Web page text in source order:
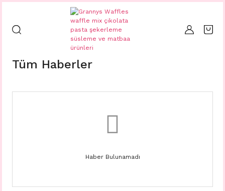
Tüm Haberler
Haber Bulunamadı